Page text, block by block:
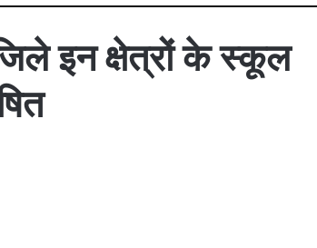
इन क्षेत्रों के स्कूल